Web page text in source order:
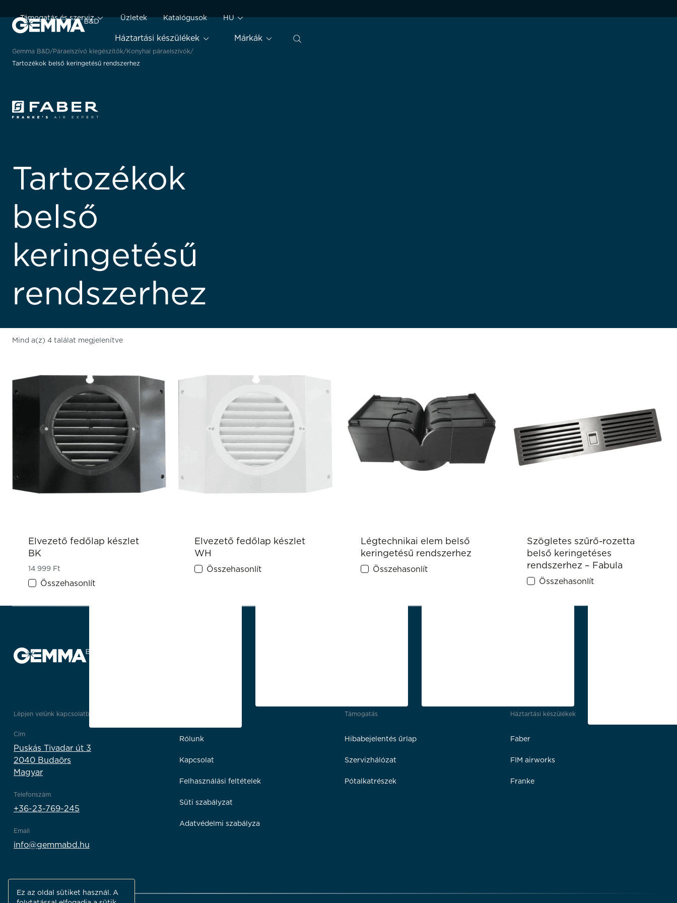
Háztartási készülékek Márkák
Támogatás és szerviz Üzletek Katalógusok HU
Gemma B&D Páraelszívó kiegészítők Konyhai páraelszívók
Tartozékok belső keringetésű rendszerhez
Tartozékok
belső
keringetésű
rendszerhez
Mind a(z) 4 találat megjelenítve
Elvezető fedőlap készlet
BK
14 999 Ft
Összehasonlít
Elvezető fedőlap készlet
WH
Összehasonlít
Légtechnikai elem belső
keringetésű rendszerhez
Összehasonlít
Szögletes szűrő-rozetta
belső keringetéses
rendszerhez – Fabula
Összehasonlít
Lépjen velünk kapcsolatba
Cím
Puskás Tivadar út 3
2040 Budaörs
Magyar
Telefonszám
+36-23-769-245
Email
info@gemmabd.hu
Rólunk
Kapcsolat
Felhasználási feltételek
Süti szabályzat
Adatvédelmi szabályza
Támogatás
Hibabejelentés űrlap
Szervizhálózat
Pótalkatrészek
Háztartási készülékek
Faber
FIM airworks
Franke
Ez az oldal sütiket használ. A